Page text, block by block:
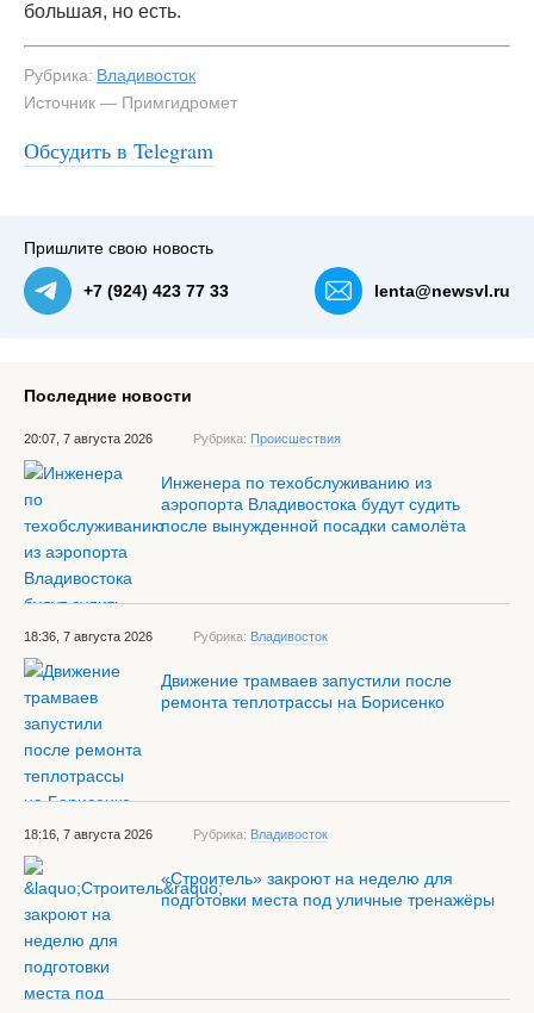
большая, но есть.
Рубрика: Владивосток
Источник — Примгидромет
Обсудить в Telegram
Пришлите свою новость
+7 (924) 423 77 33 lenta@newsvl.ru
Последние новости
20:07, 7 августа 2026 Рубрика: Происшествия
Инженера по техобслуживанию из
аэропорта Владивостока будут судить
после вынужденной посадки самолёта
18:36, 7 августа 2026 Рубрика: Владивосток
Движение трамваев запустили после
ремонта теплотрассы на Борисенко
18:16, 7 августа 2026 Рубрика: Владивосток
«Строитель» закроют на неделю для
подготовки места под уличные тренажёры